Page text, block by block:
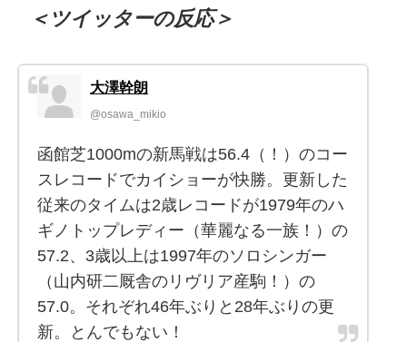
＜ツイッターの反応＞
大澤幹朗
@osawa_mikio
函館芝1000mの新馬戦は56.4（！）のコー
スレコードでカイショーが快勝。更新した
従来のタイムは2歳レコードが1979年のハ
ギノトップレディー（華麗なる一族！）の
57.2、3歳以上は1997年のソロシンガー
（山内研二厩舎のリヴリア産駒！）の
57.0。それぞれ46年ぶりと28年ぶりの更
新。とんでもない！